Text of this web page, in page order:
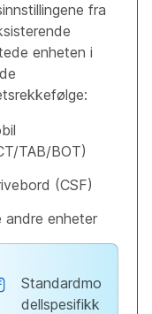
fra
enheten i
TAB/BOT)
(CSF)
andre enheter
Standardmo
dellspesifikk